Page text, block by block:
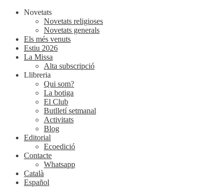
Novetats
Novetats religioses
Novetats generals
Els més venuts
Estiu 2026
La Missa
Alta subscripció
Llibreria
Qui som?
La botiga
El Club
Butlletí setmanal
Activitats
Blog
Editorial
Ecoedició
Contacte
Whatsapp
Català
Español